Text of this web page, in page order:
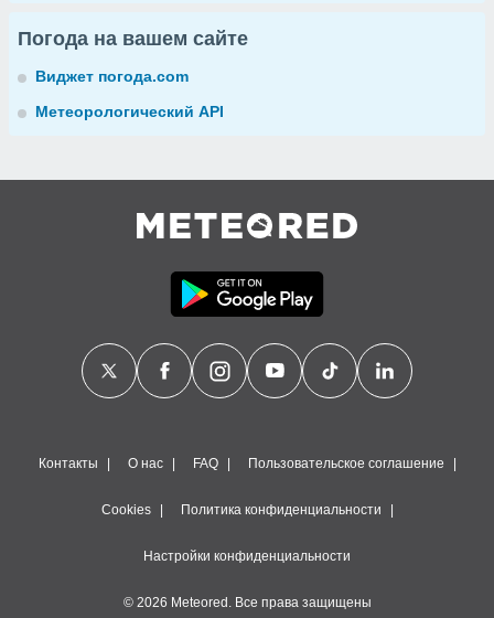
Погода на вашем сайте
Виджет погода.com
Метеорологический API
Контакты О нас FAQ Пользовательское соглашение
Cookies Политика конфиденциальности
Настройки конфиденциальности
© 2026 Meteored. Все права защищены